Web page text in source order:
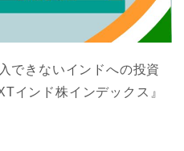
できないインドへの投資
インド株インデックス』